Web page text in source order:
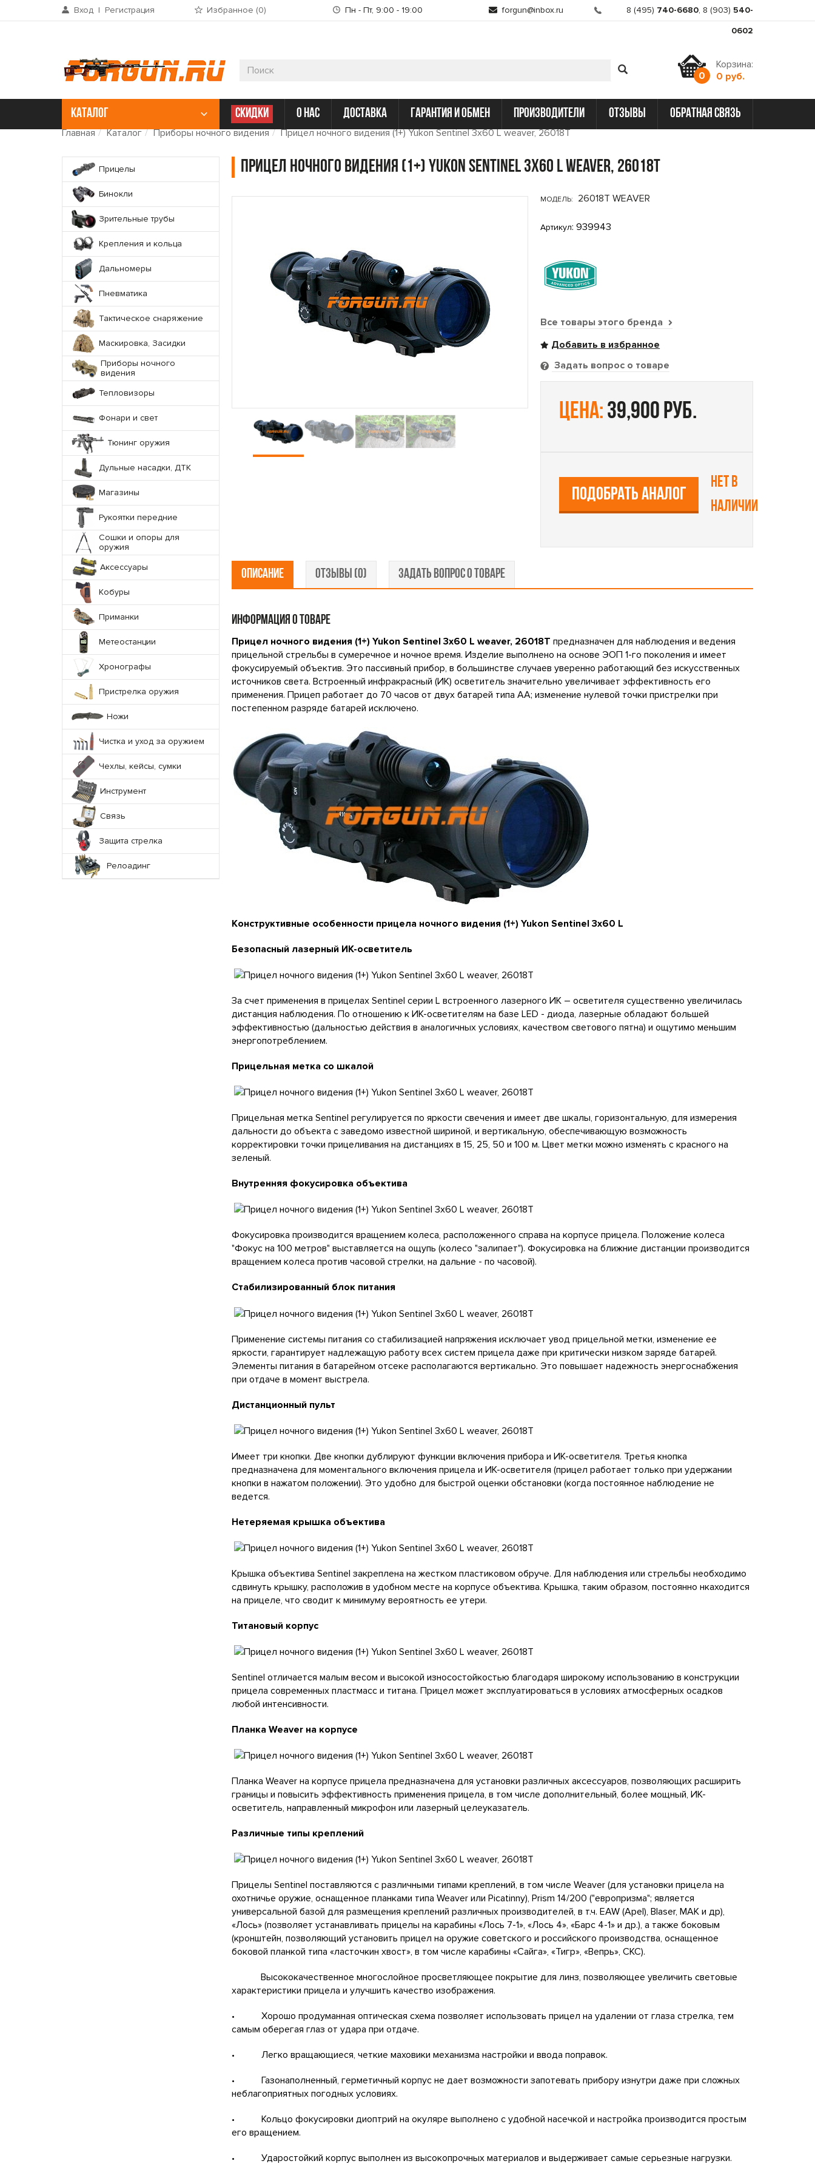
Вход | Регистрация Избранное (0) Пн - Пт, 9:00 - 19:00 forgun@inbox.ru 8 (495) 740-6680, 8 (903) 540-
0602
0
Корзина:
0 руб.
КАТАЛОГ СКИДКИ о нас доставка гарантия и обмен производители отзывы обратная связь
Главная Каталог Приборы ночного видения Прицел ночного видения (1+) Yukon Sentinel 3x60 L weaver, 26018T
Прицелы
Бинокли
Зрительные трубы
Крепления и кольца
Дальномеры
Пневматика
Тактическое снаряжение
Маскировка, Засидки
Приборы ночного
видения
Тепловизоры
Фонари и свет
Тюнинг оружия
Дульные насадки, ДТК
Магазины
Рукоятки передние
Сошки и опоры для
оружия
Аксессуары
Кобуры
Приманки
Метеостанции
Хронографы
Пристрелка оружия
Ножи
Чистка и уход за оружием
Чехлы, кейсы, сумки
Инструмент
Связь
Защита стрелка
Релоадинг
Прицел ночного видения (1+) Yukon Sentinel 3x60 L weaver, 26018T
МОДЕЛЬ: 26018T WEAVER
Артикул: 939943
Все товары этого бренда
Задать вопрос о товаре
цена: 39,900 руб.
ПОДОБРАТЬ АНАЛОГ
Нет в
наличии
ОПИСАНИЕ ОТЗЫВЫ (0) ЗАДАТЬ ВОПРОС О ТОВАРЕ
ИНФОРМАЦИЯ О ТОВАРЕ
Прицел ночного видения (1+) Yukon Sentinel 3x60 L weaver, 26018T предназначен для наблюдения и ведения
прицельной стрельбы в сумеречное и ночное время. Изделие выполнено на основе ЭОП 1-го поколения и имеет
фокусируемый объектив. Это пассивный прибор, в большинстве случаев уверенно работающий без искусственных
источников света. Встроенный инфракрасный (ИК) осветитель значительно увеличивает эффективность его
применения. Прицеп работает до 70 часов от двух батарей типа АА; изменение нулевой точки пристрелки при
постепенном разряде батарей исключено.
Конструктивные особенности прицела ночного видения (1+) Yukon Sentinel 3x60 L
Безопасный лазерный ИК-осветитель
За счет применения в прицелах Sentinel серии L встроенного лазерного ИК – осветителя существенно увеличилась
дистанция наблюдения. По отношению к ИК-осветителям на базе LED - диода, лазерные обладают большей
эффективностью (дальностью действия в аналогичных условиях, качеством светового пятна) и ощутимо меньшим
энергопотреблением.
Прицельная метка со шкалой
Прицельная метка Sentinel регулируется по яркости свечения и имеет две шкалы, горизонтальную, для измерения
дальности до объекта с заведомо известной шириной, и вертикальную, обеспечивающую возможность
корректировки точки прицеливания на дистанциях в 15, 25, 50 и 100 м. Цвет метки можно изменять с красного на
зеленый.
Внутренняя фокусировка объектива
Фокусировка производится вращением колеса, расположенного справа на корпусе прицела. Положение колеса
"Фокус на 100 метров" выставляется на ощупь (колесо "залипает"). Фокусировка на ближние дистанции производится
вращением колеса против часовой стрелки, на дальние - по часовой).
Стабилизированный блок питания
Применение системы питания со стабилизацией напряжения исключает увод прицельной метки, изменение ее
яркости, гарантирует надлежащую работу всех систем прицела даже при критически низком заряде батарей.
Элементы питания в батарейном отсеке располагаются вертикально. Это повышает надежность энергоснабжения
при отдаче в момент выстрела.
Дистанционный пульт
Имеет три кнопки. Две кнопки дублируют функции включения прибора и ИК-осветителя. Третья кнопка
предназначена для моментального включения прицела и ИК-осветителя (прицел работает только при удержании
кнопки в нажатом положении). Это удобно для быстрой оценки обстановки (когда постоянное наблюдение не
ведется.
Нетеряемая крышка объектива
Крышка объектива Sentinel закреплена на жестком пластиковом обруче. Для наблюдения или стрельбы необходимо
сдвинуть крышку, расположив в удобном месте на корпусе объектива. Крышка, таким образом, постоянно нкаходится
на прицеле, что сводит к минимуму вероятность ее утери.
Титановый корпус
Sentinel отличается малым весом и высокой износостойкостью благодаря широкому использованию в конструкции
прицела современных пластмасс и титана. Прицел может эксплуатироваться в условиях атмосферных осадков
любой интенсивности.
Планка Weaver на корпусе
Планка Weaver на корпусе прицела предназначена для установки различных аксессуаров, позволяющих расширить
границы и повысить эффективность применения прицела, в том числе дополнительный, более мощный, ИК-
осветитель, направленный микрофон или лазерный целеуказатель.
Различные типы креплений
Прицелы Sentinel поставляются с различными типами креплений, в том числе Weaver (для установки прицела на
охотничье оружие, оснащенное планками типа Weaver или Picatinny), Prism 14/200 ("европризма"; является
универсальной базой для размещения креплений различных производителей, в т.ч. EAW (Apel), Blaser, MAK и др),
«Лось» (позволяет устанавливать прицелы на карабины «Лось 7-1», «Лось 4», «Барс 4-1» и др.), а также боковым
(кронштейн, позволяющий установить прицел на оружие советского и российского производства, оснащенное
боковой планкой типа «ласточкин хвост», в том числе карабины «Сайга», «Тигр», «Вепрь», СКС).
Высококачественное многослойное просветляющее покрытие для линз, позволяющее увеличить световые
характеристики прицела и улучшить качество изображения.
• Хорошо продуманная оптическая схема позволяет использовать прицел на удалении от глаза стрелка, тем
самым оберегая глаз от удара при отдаче.
• Легко вращающиеся, четкие маховики механизма настройки и ввода поправок.
• Газонаполненный, герметичный корпус не дает возможности запотевать прибору изнутри даже при сложных
неблагоприятных погодных условиях.
• Кольцо фокусировки диоптрий на окуляре выполнено с удобной насечкой и настройка производится простым
его вращением.
• Ударостойкий корпус выполнен из высокопрочных материалов и выдерживает самые серьезные нагрузки.